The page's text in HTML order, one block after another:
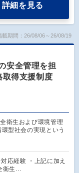
詳細を見る
載期間：26/08/06～26/08/19
安全管理を担
得支援制度
衛生および環境管理
型社会の実現という
応経験 ・上記に加え
生…